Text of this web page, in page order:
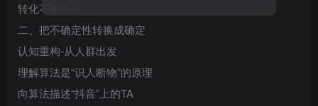
转化不确定
二、把不确定性转换成确定
认知重构-从人群出发
理解算法是“识人断物”的原理
向算法描述“抖音”上的TA